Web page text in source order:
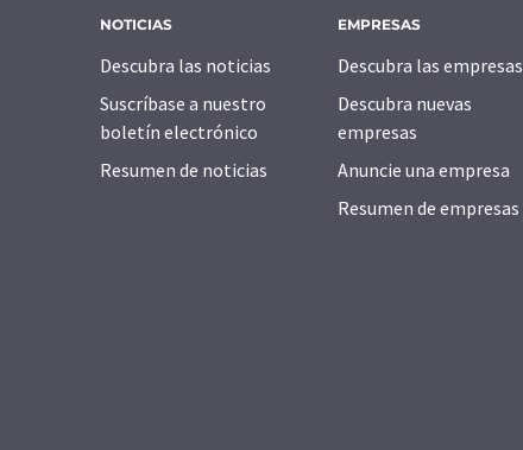
NOTICIAS
Descubra las noticias
Suscríbase a nuestro
boletín electrónico
Resumen de noticias
EMPRESAS
Descubra las empresas
Descubra nuevas
empresas
Anuncie una empresa
Resumen de empresas